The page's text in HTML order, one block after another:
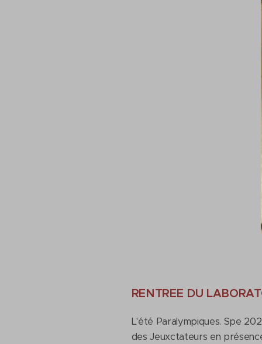
RENTREE DU
L'été Paralympiques. Spe
des Jeuxctateurs en